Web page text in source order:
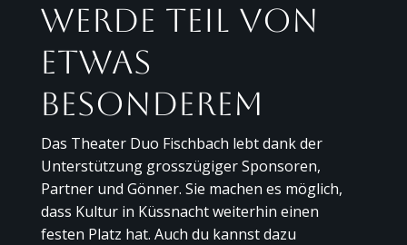
Werde Teil von
etwas
Besonderem
Das Theater Duo Fischbach lebt dank der
Unterstützung grosszügiger Sponsoren,
Partner und Gönner. Sie machen es möglich,
dass Kultur in Küssnacht weiterhin einen
festen Platz hat. Auch du kannst dazu